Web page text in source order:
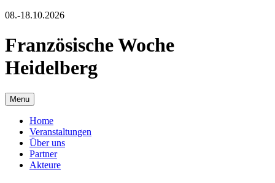
08.-18.10.2026
Französische Woche
Heidelberg
Menu
Home
Veranstaltungen
Über uns
Partner
Akteure